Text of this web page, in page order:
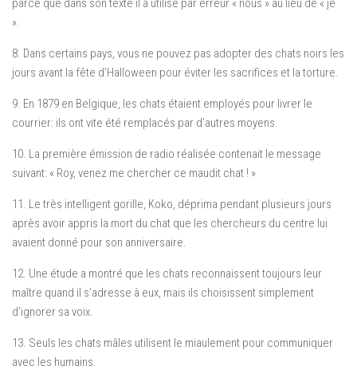
parce que dans son texte il a utilisé par erreur « nous » au lieu de « je
».
8. Dans certains pays, vous ne pouvez pas adopter des chats noirs les
jours avant la fête d’Halloween pour éviter les sacrifices et la torture.
9. En 1879 en Belgique, les chats étaient employés pour livrer le
courrier: ils ont vite été remplacés par d’autres moyens.
10. La première émission de radio réalisée contenait le message
suivant: « Roy, venez me chercher ce maudit chat ! »
11. Le très intelligent gorille, Koko, déprima pendant plusieurs jours
après avoir appris la mort du chat que les chercheurs du centre lui
avaient donné pour son anniversaire.
12. Une étude a montré que les chats reconnaissent toujours leur
maître quand il s’adresse à eux, mais ils choisissent simplement
d’ignorer sa voix.
13. Seuls les chats mâles utilisent le miaulement pour communiquer
avec les humains.